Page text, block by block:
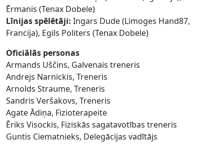
Ērmanis (Tenax Dobele)
Līnijas spēlētāji: Ingars Dude (Limoges Hand87,
Francija), Egils Politers (Tenax Dobele)
Oficiālās personas
Armands Uščins, Galvenais treneris
Andrejs Narnickis, Treneris
Arnolds Straume, Treneris
Sandris Veršakovs, Treneris
Agate Ādiņa, Fizioterapeite
Ēriks Visockis, Fiziskās sagatavotības treneris
Guntis Ciematnieks, Delegācijas vadītājs